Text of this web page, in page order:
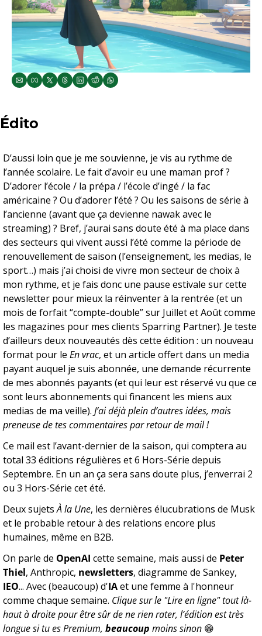
Édito
D’aussi loin que je me souvienne, je vis au rythme de
l’année scolaire. Le fait d’avoir eu une maman prof ?
D’adorer l’école / la prépa / l’école d’ingé / la fac
américaine ? Ou d’adorer l’été ? Ou les saisons de série à
l’ancienne (avant que ça devienne nawak avec le
streaming) ? Bref, j’aurai sans doute été à ma place dans
des secteurs qui vivent aussi l’été comme la période de
renouvellement de saison (l’enseignement, les medias, le
sport…) mais j’ai choisi de vivre mon secteur de choix à
mon rythme, et je fais donc une pause estivale sur cette
newsletter pour mieux la réinventer à la rentrée (et un
mois de forfait “compte-double” sur Juillet et Août comme
les magazines pour mes clients Sparring Partner). Je teste
d’ailleurs deux nouveautés dès cette édition : un nouveau
format pour le En vrac, et un article offert dans un media
payant auquel je suis abonnée, une demande récurrente
de mes abonnés payants (et qui leur est réservé vu que ce
sont leurs abonnements qui financent les miens aux
medias de ma veille). J’ai déjà plein d’autres idées, mais
preneuse de tes commentaires par retour de mail !
Ce mail est l’avant-dernier de la saison, qui comptera au
total 33 éditions régulières et 6 Hors-Série depuis
Septembre. En un an ça sera sans doute plus, j’enverrai 2
ou 3 Hors-Série cet été.
Deux sujets À la Une, les dernières élucubrations de Musk
et le probable retour à des relations encore plus
humaines, même en B2B.
On parle de OpenAI cette semaine, mais aussi de Peter
Thiel, Anthropic, newsletters
IEO... Avec (beaucoup) d'IA et une femme à l'honneur
comme chaque semaine. Clique sur le "Lire en ligne" tout là-
haut à droite pour être sûr de ne rien rater, l’édition est très
longue si tu es Premium, beaucoup moins sinon 😁